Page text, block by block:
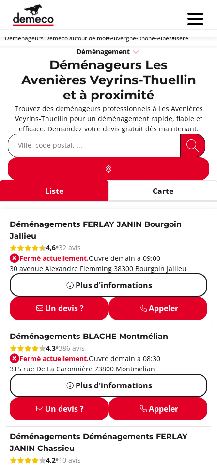
Menu
Déménageurs Demeco autour de moi Auvergne-Rhône-Alpes Isère
Déménagement
Déménageurs Les
Avenières Veyrins-Thuellin
et à proximité
Trouvez des déménageurs professionnels à Les Avenières
Veyrins-Thuellin pour un déménagement rapide, fiable et
efficace. Demandez votre devis gratuit dès maintenant.
Liste Carte
Déménagements FERLAY JANIN Bourgoin
Jallieu
4,6 32 avis
Fermé actuellement.Ouvre demain à 09:00
30 avenue Alexandre Flemming 38300 Bourgoin Jallieu
Plus d'informations
Un devis ? Appeler
Déménagements BLACHE Montmélian
4,3 386 avis
Fermé actuellement.Ouvre demain à 08:30
315 rue De La Caronnière 73800 Montmelian
Plus d'informations
Un devis ? Appeler
Déménagements Déménagements FERLAY
JANIN Chassieu
4,2 10 avis